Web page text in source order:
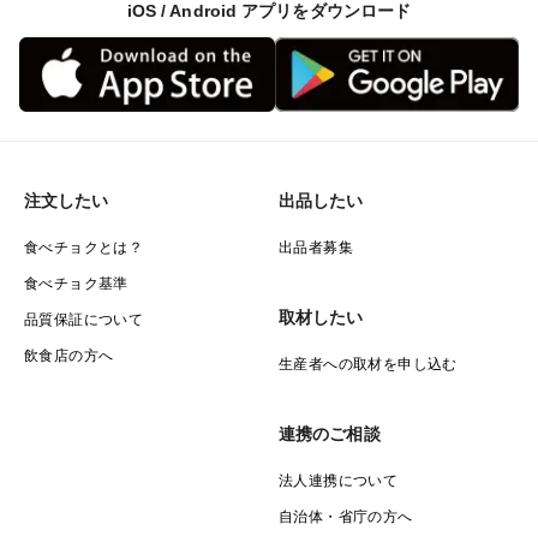
iOS / Android アプリをダウンロード
注文したい
食べチョクとは？
食べチョク基準
品質保証について
飲食店の方へ
出品したい
出品者募集
取材したい
生産者への取材を申し込む
連携のご相談
法人連携について
自治体・省庁の方へ